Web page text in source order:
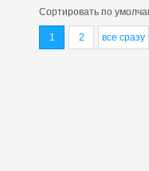
Сортировать по
1 2 все сразу